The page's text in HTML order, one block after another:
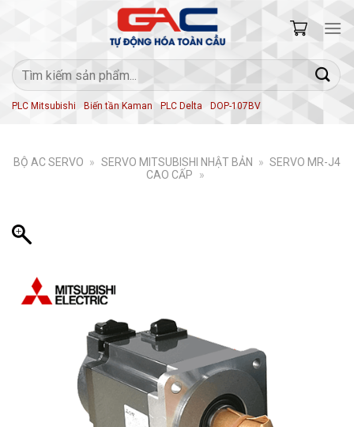
Tìm
kiếm:
PLC Mitsubishi Biến tần Kaman PLC Delta DOP-107BV
BỘ AC SERVO » SERVO MITSUBISHI NHẬT BẢN » SERVO MR-J4
CAO CẤP
»